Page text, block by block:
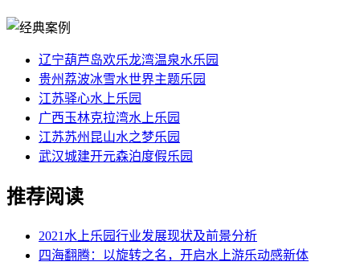
辽宁葫芦岛欢乐龙湾温泉水乐园
贵州荔波冰雪水世界主题乐园
江苏驿心水上乐园
广西玉林克拉湾水上乐园
江苏苏州昆山水之梦乐园
武汉城建开元森泊度假乐园
推荐阅读
2021水上乐园行业发展现状及前景分析
四海翻腾：以旋转之名，开启水上游乐动感新体